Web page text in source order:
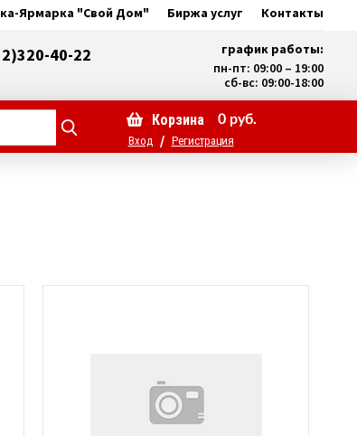
Ярмарка "Свой Дом" Биржа услуг Контакты
40-22
график работы:
пн-пт: 09:00 – 19:00
сб-вс: 09:00-18:00
Корзина 0руб.
Вход / Регистрация